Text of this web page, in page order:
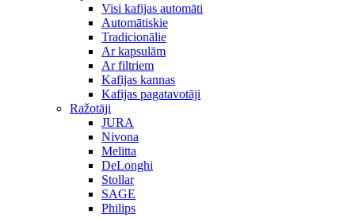
Visi kafijas automāti
Automātiskie
Tradicionālie
Ar kapsulām
Ar filtriem
Kafijas kannas
Kafijas pagatavotāji
Ražotāji
JURA
Nivona
Melitta
DeLonghi
Stollar
SAGE
Philips